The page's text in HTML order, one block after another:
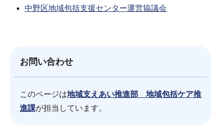
中野区地域包括支援センター運営協議会
お問い合わせ
このページは地域支えあい推進部 地域包括ケア推
進課が担当しています。